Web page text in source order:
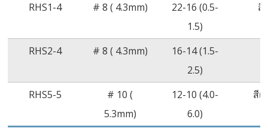
RHS1-4
# 8 ( 4.3mm)
22-16 (0.5-
1.5)
สี
RHS2-4 # 8 ( 4.3mm)
16-14 (1.5-
2.5)
RHS5-5
# 10 (
5.3mm)
12-10 (4.0-
6.0)
สีเ